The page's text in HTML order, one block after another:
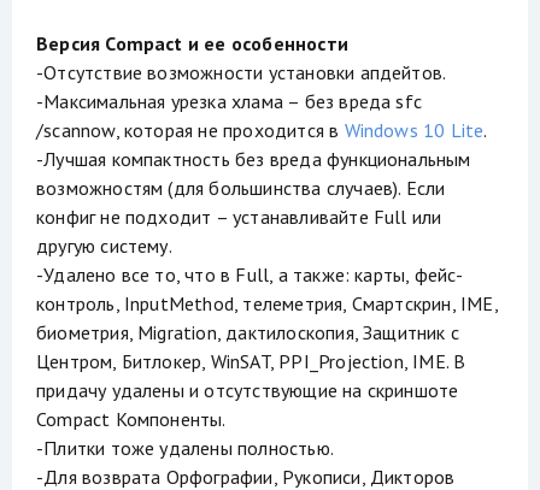
Версия Compact и ее особенности
-Отсутствие возможности установки апдейтов.
-Максимальная урезка хлама – без вреда sfc
/scannow, которая не проходится в Windows 10 Lite.
-Лучшая компактность без вреда функциональным
возможностям (для большинства случаев). Если
конфиг не подходит – устанавливайте Full или
другую систему.
-Удалено все то, что в Full, а также: карты, фейс-
контроль, InputMethod, телеметрия, Смартскрин, IME,
биометрия, Migration, дактилоскопия, Защитник с
Центром, Битлокер, WinSAT, PPI_Projection, IME. В
придачу удалены и отсутствующие на скриншоте
Compact Компоненты.
-Плитки тоже удалены полностью.
-Для возврата Орфографии, Рукописи, Дикторов